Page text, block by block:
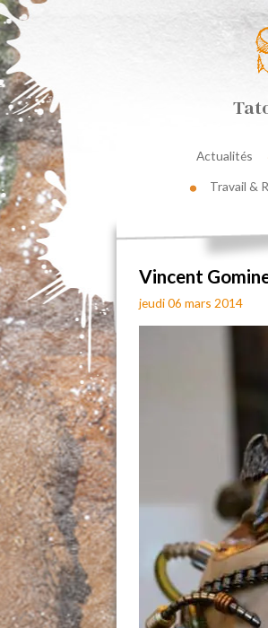
Actualités
Travail &
Vincent
jeudi 06 mars 2014